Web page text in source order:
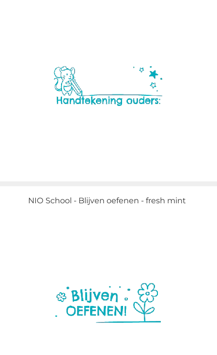
NIO School - Blijven oefenen - fresh mint